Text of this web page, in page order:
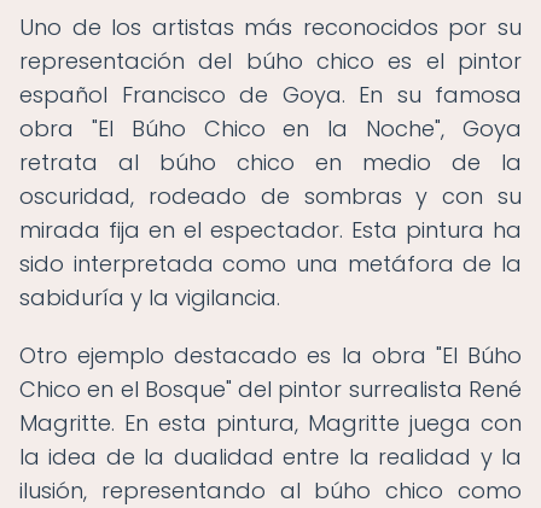
Uno de los artistas más reconocidos por su
representación del búho chico es el pintor
español Francisco de Goya. En su famosa
obra "El Búho Chico en la Noche", Goya
retrata al búho chico en medio de la
oscuridad, rodeado de sombras y con su
mirada fija en el espectador. Esta pintura ha
sido interpretada como una metáfora de la
sabiduría y la vigilancia.
Otro ejemplo destacado es la obra "El Búho
Chico en el Bosque" del pintor surrealista René
Magritte. En esta pintura, Magritte juega con
la idea de la dualidad entre la realidad y la
ilusión, representando al búho chico como